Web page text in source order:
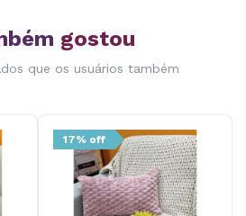
gostou
que os usuários também
17% off